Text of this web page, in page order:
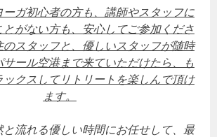
ーガ初心者の方も、講師やスタッフに
とがない方も、安心してご参加くださ
のスタッフと、優しいスタッフが随時
サール空港まで来ていただけたら、も
ックスしてリトリートを楽しんで頂け
ます。
流れる優しい時間にお任せして、最